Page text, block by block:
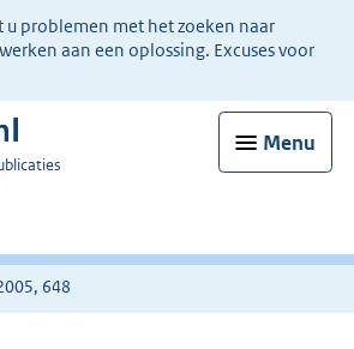
u problemen met het zoeken naar
aan een oplossing. Excuses voor
Menu
648